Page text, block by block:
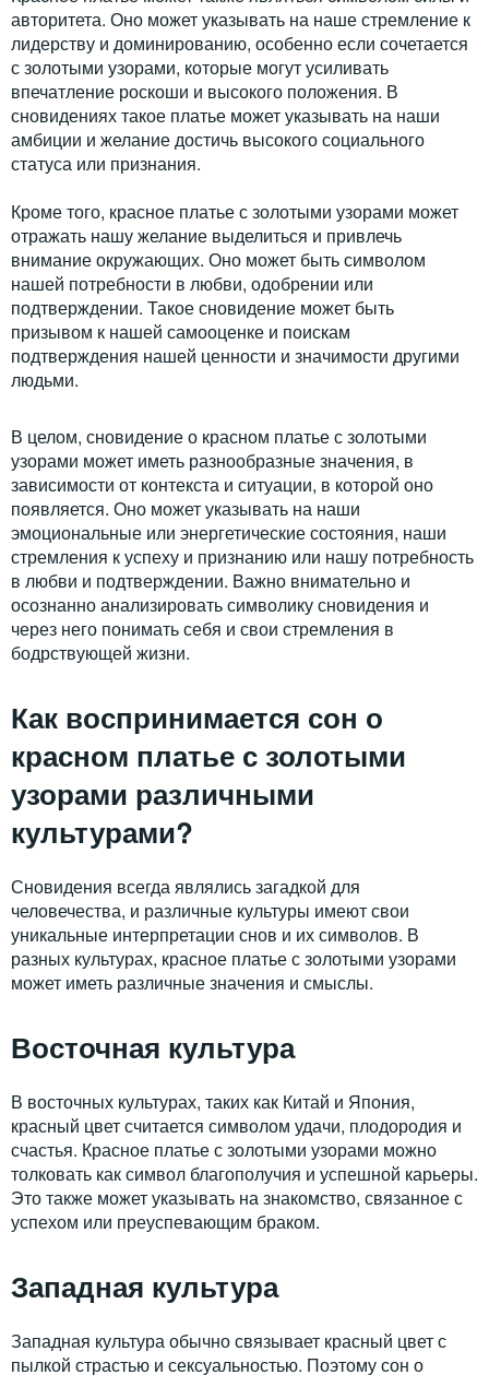
авторитета. Оно может указывать на наше стремление к
лидерству и доминированию, особенно если сочетается
с золотыми узорами, которые могут усиливать
впечатление роскоши и высокого положения. В
сновидениях такое платье может указывать на наши
амбиции и желание достичь высокого социального
статуса или признания.
Кроме того, красное платье с золотыми узорами может
отражать нашу желание выделиться и привлечь
внимание окружающих. Оно может быть символом
нашей потребности в любви, одобрении или
подтверждении. Такое сновидение может быть
призывом к нашей самооценке и поискам
подтверждения нашей ценности и значимости другими
людьми.
В целом, сновидение о красном платье с золотыми
узорами может иметь разнообразные значения, в
зависимости от контекста и ситуации, в которой оно
появляется. Оно может указывать на наши
эмоциональные или энергетические состояния, наши
стремления к успеху и признанию или нашу потребность
в любви и подтверждении. Важно внимательно и
осознанно анализировать символику сновидения и
через него понимать себя и свои стремления в
бодрствующей жизни.
Как воспринимается сон о
красном платье с золотыми
узорами различными
культурами?
Сновидения всегда являлись загадкой для
человечества, и различные культуры имеют свои
уникальные интерпретации снов и их символов. В
разных культурах, красное платье с золотыми узорами
может иметь различные значения и смыслы.
Восточная культура
В восточных культурах, таких как Китай и Япония,
красный цвет считается символом удачи, плодородия и
счастья. Красное платье с золотыми узорами можно
толковать как символ благополучия и успешной карьеры.
Это также может указывать на знакомство, связанное с
успехом или преуспевающим браком.
Западная культура
Западная культура обычно связывает красный цвет с
пылкой страстью и сексуальностью. Поэтому сон о